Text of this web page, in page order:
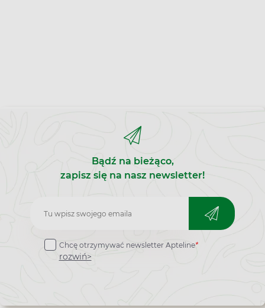
Bądź na bieżąco,
zapisz się na nasz newsletter!
Zapisz
do
newslettera
Chcę otrzymywać newsletter Apteline*
rozwiń>